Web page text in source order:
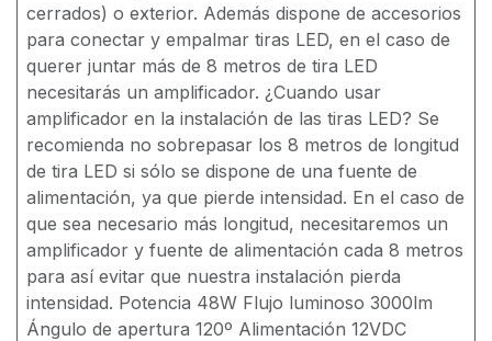
cerrados) o exterior. Además dispone de accesorios
para conectar y empalmar tiras LED, en el caso de
querer juntar más de 8 metros de tira LED
necesitarás un amplificador. ¿Cuando usar
amplificador en la instalación de las tiras LED? Se
recomienda no sobrepasar los 8 metros de longitud
de tira LED si sólo se dispone de una fuente de
alimentación, ya que pierde intensidad. En el caso de
que sea necesario más longitud, necesitaremos un
amplificador y fuente de alimentación cada 8 metros
para así evitar que nuestra instalación pierda
intensidad. Potencia 48W Flujo luminoso 3000lm
Ángulo de apertura 120º Alimentación 12VDC